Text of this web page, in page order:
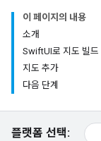
이 페이지의 내용
소개
SwiftUI로 지도 빌드
지도 추가
다음 단계
플랫폼 선택: